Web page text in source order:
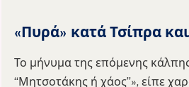
«Πυρά» κατά Τσίπρα
Το μήνυμα της επόμενης
“Μητσοτάκης ή χάος”», είπε